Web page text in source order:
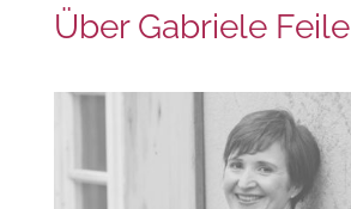
Über Gabriele Feile